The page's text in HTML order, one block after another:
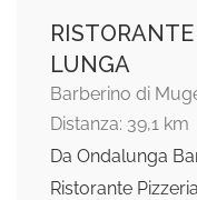
LUNGA
Barberino di
Distanza: 39,1 km
Da Ondalunga
Ristorante